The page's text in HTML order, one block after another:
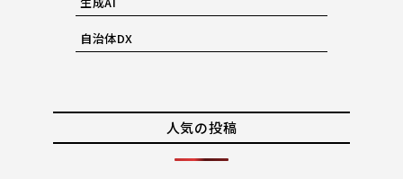
自治体DX
人気の投稿